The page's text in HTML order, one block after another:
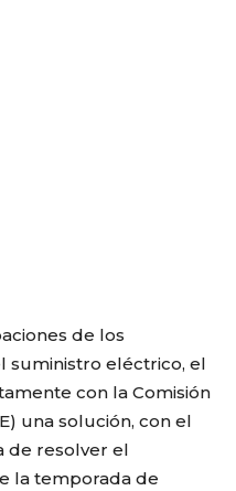
de los
suministro eléctrico, el
con la Comisión
una solución, con el
de resolver el
la temporada de